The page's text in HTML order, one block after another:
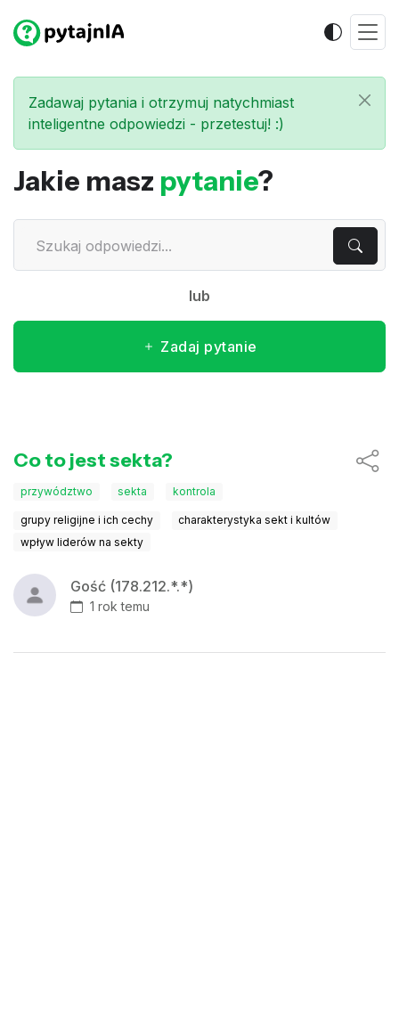
Zadawaj pytania i otrzymuj natychmiast
inteligentne odpowiedzi - przetestuj! :)
Jakie masz pytanie?
lub
Zadaj pytanie
Co to jest sekta?
przywództwo sekta kontrola
grupy religijne i ich cechy
charakterystyka sekt i kultów
wpływ liderów na sekty
Gość (178.212.*.*)
1 rok temu